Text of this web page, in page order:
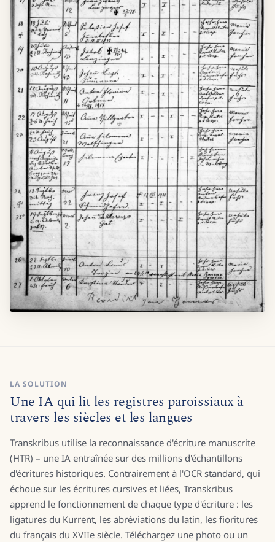
LA SOLUTION
Une IA qui lit les registres paroissiaux à
travers les siècles et les langues
Transkribus utilise la reconnaissance d'écriture manuscrite
(HTR) – une IA entraînée sur des millions d'échantillons
d'écritures historiques. Contrairement à l'OCR standard, qui
échoue sur les écritures cursives et liées, Transkribus
apprend le fonctionnement de chaque type d'écriture : les
ligatures du Kurrent, les abréviations du latin, les fioritures
du français du XVIIe siècle. Téléchargez une photo ou un